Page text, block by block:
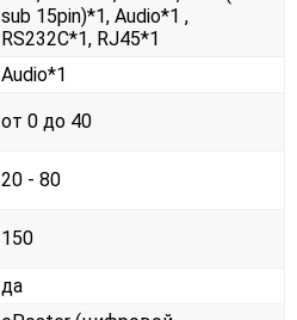
sub 15pin)*1, Audio*1 ,
RS232С*1, RJ45*1
Audio*1
от 0 до 40
20 - 80
150
да